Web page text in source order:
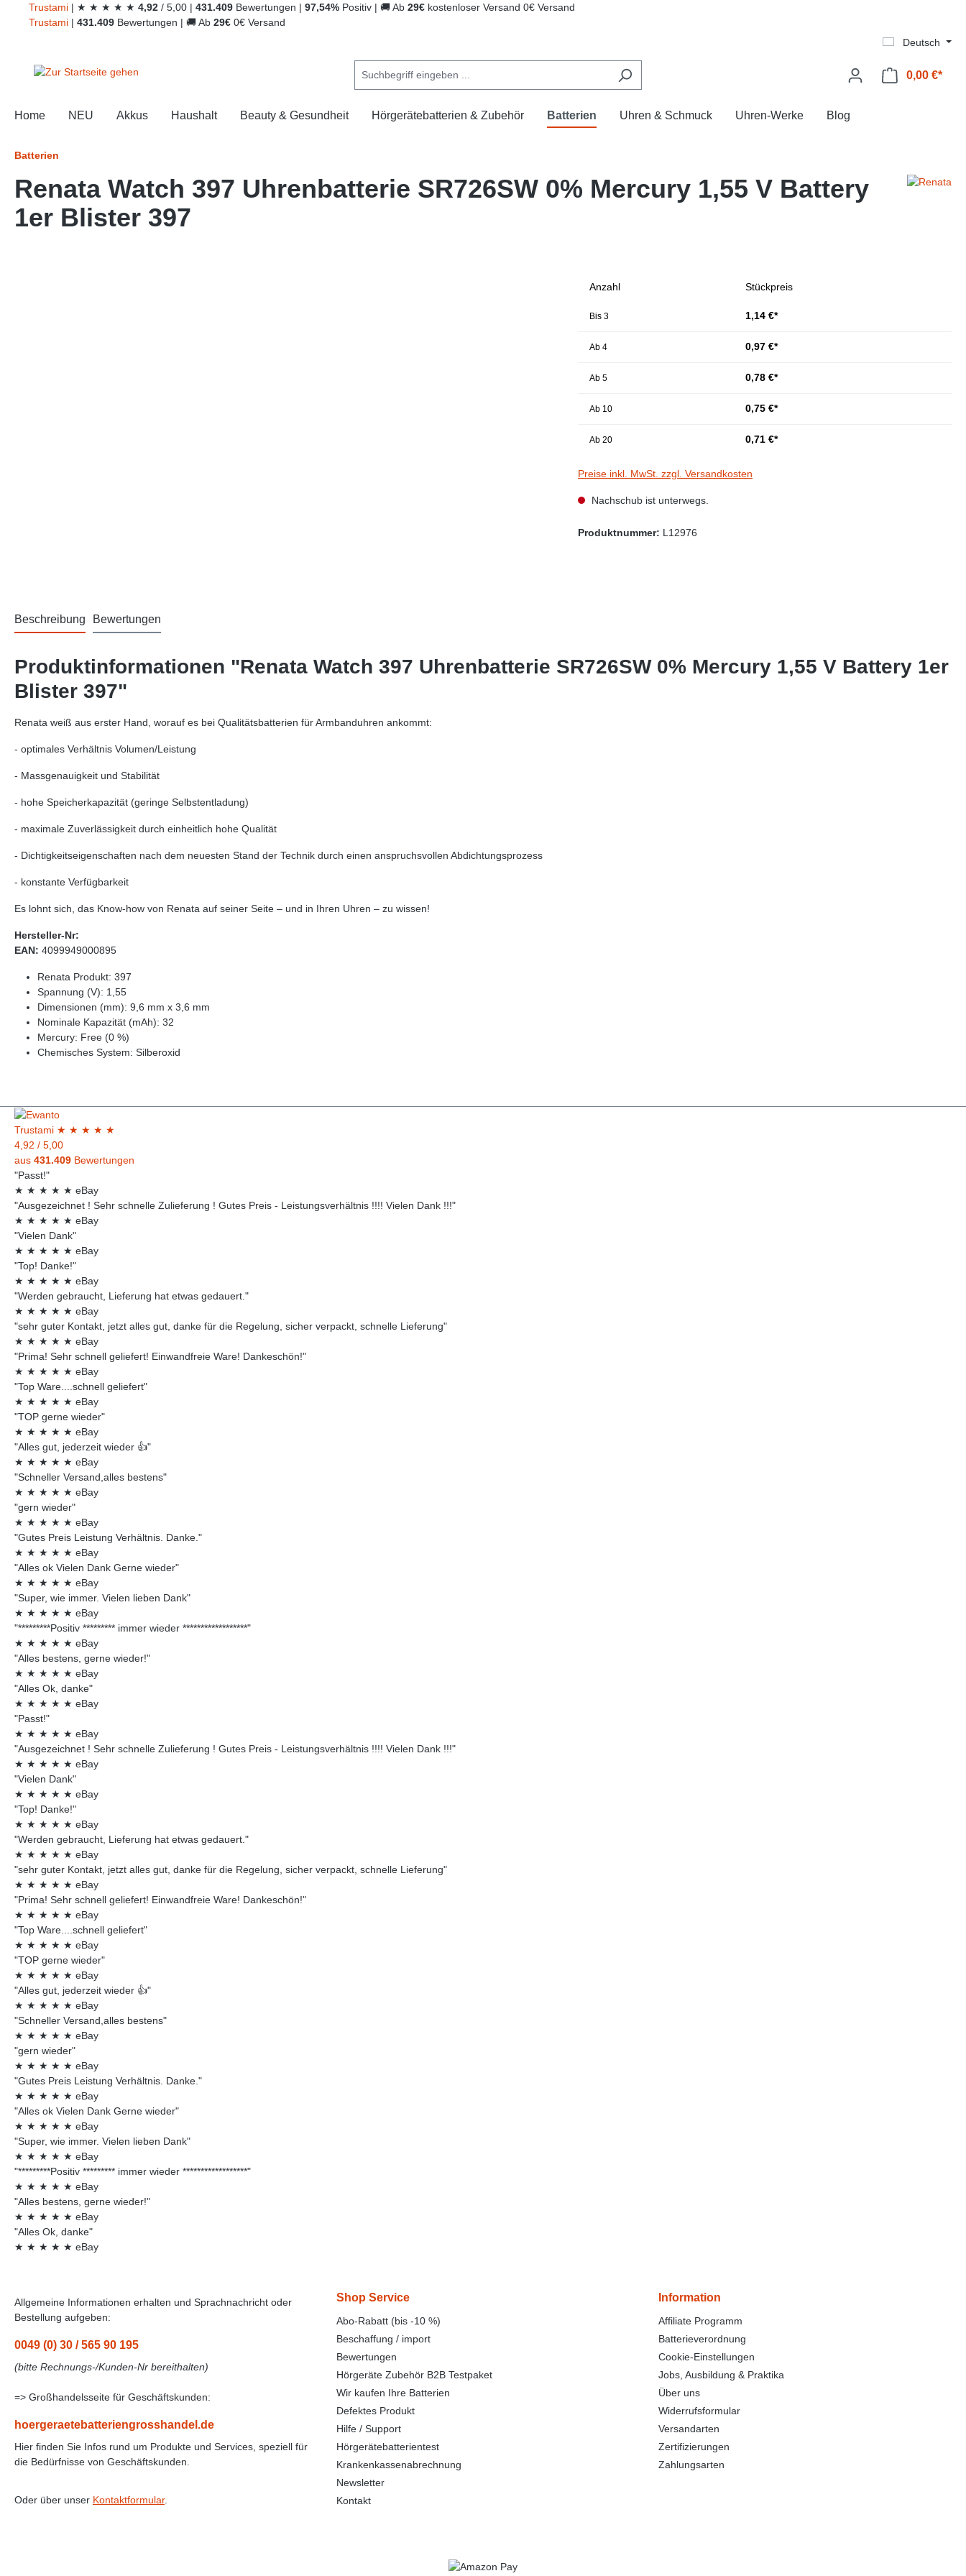
Zur Hauptnavigation springen
Trustami | ★ ★ ★ ★ ★ 4,92 / 5,00 | 431.409 Bewertungen | 97,54% Positiv | 🚚 Ab 29€ kostenloser Versand 0€ Versand
Trustami | 431.409 Bewertungen | 🚚 Ab 29€ 0€ Versand
Deutsch
0,00 €*
Home NEU Akkus Haushalt Beauty & Gesundheit Hörgerätebatterien & Zubehör Batterien Uhren & Schmuck Uhren-Werke Blog
Batterien
Renata Watch 397 Uhrenbatterie SR726SW 0% Mercury 1,55 V Battery
1er Blister 397
Anzahl Stückpreis
Bis 3 1,14 €*
Ab 4 0,97 €*
Ab 5 0,78 €*
Ab 10 0,75 €*
Ab 20 0,71 €*
Preise inkl. MwSt. zzgl. Versandkosten
Nachschub ist unterwegs.
Produktnummer: L12976
Beschreibung Bewertungen
Produktinformationen "Renata Watch 397 Uhrenbatterie SR726SW 0% Mercury 1,55 V Battery 1er
Blister 397"
Renata weiß aus erster Hand, worauf es bei Qualitätsbatterien für Armbanduhren ankommt:
- optimales Verhältnis Volumen/Leistung
- Massgenauigkeit und Stabilität
- hohe Speicherkapazität (geringe Selbstentladung)
- maximale Zuverlässigkeit durch einheitlich hohe Qualität
- Dichtigkeitseigenschaften nach dem neuesten Stand der Technik durch einen anspruchsvollen Abdichtungsprozess
- konstante Verfügbarkeit
Es lohnt sich, das Know-how von Renata auf seiner Seite – und in Ihren Uhren – zu wissen!
Hersteller-Nr:
EAN: 4099949000895
Renata Produkt: 397
Spannung (V): 1,55
Dimensionen (mm): 9,6 mm x 3,6 mm
Nominale Kapazität (mAh): 32
Mercury: Free (0 %)
Chemisches System: Silberoxid
Trustami ★ ★ ★ ★ ★
4,92 / 5,00
aus 431.409 Bewertungen
"Passt!"
★ ★ ★ ★ ★ eBay
"Ausgezeichnet ! Sehr schnelle Zulieferung ! Gutes Preis - Leistungsverhältnis !!!! Vielen Dank !!!"
★ ★ ★ ★ ★ eBay
"Vielen Dank"
★ ★ ★ ★ ★ eBay
"Top! Danke!"
★ ★ ★ ★ ★ eBay
"Werden gebraucht, Lieferung hat etwas gedauert."
★ ★ ★ ★ ★ eBay
"sehr guter Kontakt, jetzt alles gut, danke für die Regelung, sicher verpackt, schnelle Lieferung"
★ ★ ★ ★ ★ eBay
"Prima! Sehr schnell geliefert! Einwandfreie Ware! Dankeschön!"
★ ★ ★ ★ ★ eBay
"Top Ware....schnell geliefert"
★ ★ ★ ★ ★ eBay
"TOP gerne wieder"
★ ★ ★ ★ ★ eBay
"Alles gut, jederzeit wieder 👍"
★ ★ ★ ★ ★ eBay
"Schneller Versand,alles bestens"
★ ★ ★ ★ ★ eBay
"gern wieder"
★ ★ ★ ★ ★ eBay
"Gutes Preis Leistung Verhältnis. Danke."
★ ★ ★ ★ ★ eBay
"Alles ok Vielen Dank Gerne wieder"
★ ★ ★ ★ ★ eBay
"Super, wie immer. Vielen lieben Dank"
★ ★ ★ ★ ★ eBay
"*********Positiv ********* immer wieder ******************"
★ ★ ★ ★ ★ eBay
"Alles bestens, gerne wieder!"
★ ★ ★ ★ ★ eBay
"Alles Ok, danke"
★ ★ ★ ★ ★ eBay
"Passt!"
★ ★ ★ ★ ★ eBay
"Ausgezeichnet ! Sehr schnelle Zulieferung ! Gutes Preis - Leistungsverhältnis !!!! Vielen Dank !!!"
★ ★ ★ ★ ★ eBay
"Vielen Dank"
★ ★ ★ ★ ★ eBay
"Top! Danke!"
★ ★ ★ ★ ★ eBay
"Werden gebraucht, Lieferung hat etwas gedauert."
★ ★ ★ ★ ★ eBay
"sehr guter Kontakt, jetzt alles gut, danke für die Regelung, sicher verpackt, schnelle Lieferung"
★ ★ ★ ★ ★ eBay
"Prima! Sehr schnell geliefert! Einwandfreie Ware! Dankeschön!"
★ ★ ★ ★ ★ eBay
"Top Ware....schnell geliefert"
★ ★ ★ ★ ★ eBay
"TOP gerne wieder"
★ ★ ★ ★ ★ eBay
"Alles gut, jederzeit wieder 👍"
★ ★ ★ ★ ★ eBay
"Schneller Versand,alles bestens"
★ ★ ★ ★ ★ eBay
"gern wieder"
★ ★ ★ ★ ★ eBay
"Gutes Preis Leistung Verhältnis. Danke."
★ ★ ★ ★ ★ eBay
"Alles ok Vielen Dank Gerne wieder"
★ ★ ★ ★ ★ eBay
"Super, wie immer. Vielen lieben Dank"
★ ★ ★ ★ ★ eBay
"*********Positiv ********* immer wieder ******************"
★ ★ ★ ★ ★ eBay
"Alles bestens, gerne wieder!"
★ ★ ★ ★ ★ eBay
"Alles Ok, danke"
★ ★ ★ ★ ★ eBay
Allgemeine Informationen erhalten und Sprachnachricht oder
Bestellung aufgeben:
0049 (0) 30 / 565 90 195
(bitte Rechnungs-/Kunden-Nr bereithalten)
=> Großhandelsseite für Geschäftskunden:
hoergeraetebatteriengrosshandel.de
Hier finden Sie Infos rund um Produkte und Services, speziell für
die Bedürfnisse von Geschäftskunden.
Oder über unser Kontaktformular.
Shop Service
Abo-Rabatt (bis -10 %)
Beschaffung / import
Bewertungen
Hörgeräte Zubehör B2B Testpaket
Wir kaufen Ihre Batterien
Defektes Produkt
Hilfe / Support
Hörgerätebatterientest
Krankenkassenabrechnung
Newsletter
Kontakt
Information
Affiliate Programm
Batterieverordnung
Cookie-Einstellungen
Jobs, Ausbildung & Praktika
Über uns
Widerrufsformular
Versandarten
Zertifizierungen
Zahlungsarten